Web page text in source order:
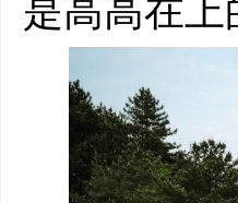
是高高在上